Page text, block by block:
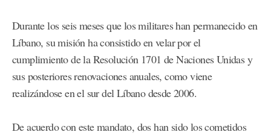
Durante los seis meses que los militares han permanecido en
Líbano, su misión ha consistido en velar por el
cumplimiento de la Resolución 1701 de Naciones Unidas y
sus posteriores renovaciones anuales, como viene
realizándose en el sur del Líbano desde 2006.
De acuerdo con este mandato, dos han sido los cometidos